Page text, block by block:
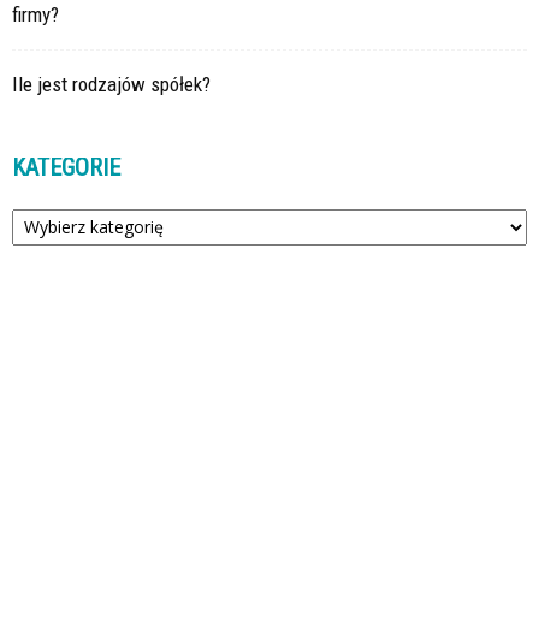
firmy?
Ile jest rodzajów spółek?
KATEGORIE
Kategorie